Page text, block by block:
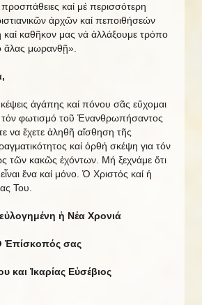
προσπάθειες καί μέ περισσότερη
άρχῶν καί πεποιθήσεών
καθῆκον μας νά ἀλλάξουμε τρόπο
ἅλας μωρανθῇ».
ἀγάπης καί πόνου σᾶς εὔχομαι
φωτισμό τοῦ Ἐνανθρωπήσαντος
να ἔχετε ἀληθῆ αἴσθηση τῆς
καί ὀρθή σκέψη για τόν
τῶν κακῶς ἐχόντων. Μή ξεχνάμε ὅτι
ἕνα καί μόνο. Ὁ Χριστός καί ἡ
Του.
ἡ Νέα Χρονιά
Ἐπίσκοπός σας
και Ἰκαρίας Εὐσέβιος